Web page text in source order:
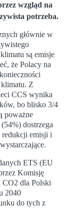
wzgląd na
potrzeba.
głównie w
są emisje
że Polacy na
klimatu. Z
CCS wynika
bo blisko 3/4
poważne
dostrzega
redukcji emisji i
ETS (EU
Komisję
CO2 dla Polski
2040
do tych z